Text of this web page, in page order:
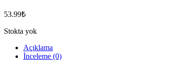
53.99₺
Stokta yok
Açıklama
İnceleme (0)